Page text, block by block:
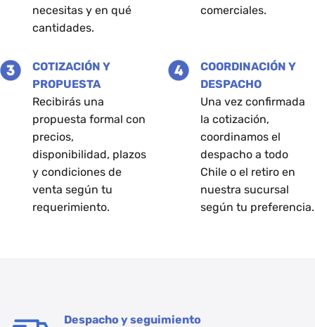
necesitas y en qué
cantidades.
comerciales.
COTIZACIÓN Y
PROPUESTA
Recibirás una
propuesta formal con
precios,
disponibilidad, plazos
y condiciones de
venta según tu
requerimiento.
COORDINACIÓN Y
DESPACHO
Una vez confirmada
la cotización,
coordinamos el
despacho a todo
Chile o el retiro en
nuestra sucursal
según tu preferencia.
Despacho y seguimiento